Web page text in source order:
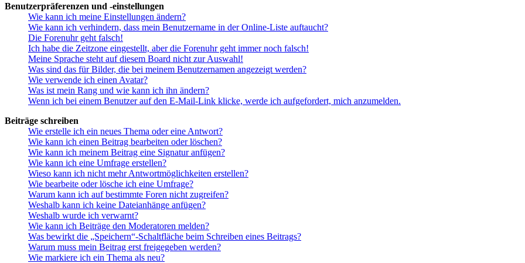
Benutzerpräferenzen und -einstellungen
Wie kann ich meine Einstellungen ändern?
Wie kann ich verhindern, dass mein Benutzername in der Online-Liste auftaucht?
Die Forenuhr geht falsch!
Ich habe die Zeitzone eingestellt, aber die Forenuhr geht immer noch falsch!
Meine Sprache steht auf diesem Board nicht zur Auswahl!
Was sind das für Bilder, die bei meinem Benutzernamen angezeigt werden?
Wie verwende ich einen Avatar?
Was ist mein Rang und wie kann ich ihn ändern?
Wenn ich bei einem Benutzer auf den E-Mail-Link klicke, werde ich aufgefordert, mich anzumelden.
Beiträge schreiben
Wie erstelle ich ein neues Thema oder eine Antwort?
Wie kann ich einen Beitrag bearbeiten oder löschen?
Wie kann ich meinem Beitrag eine Signatur anfügen?
Wie kann ich eine Umfrage erstellen?
Wieso kann ich nicht mehr Antwortmöglichkeiten erstellen?
Wie bearbeite oder lösche ich eine Umfrage?
Warum kann ich auf bestimmte Foren nicht zugreifen?
Weshalb kann ich keine Dateianhänge anfügen?
Weshalb wurde ich verwarnt?
Wie kann ich Beiträge den Moderatoren melden?
Was bewirkt die „Speichern“-Schaltfläche beim Schreiben eines Beitrags?
Warum muss mein Beitrag erst freigegeben werden?
Wie markiere ich ein Thema als neu?